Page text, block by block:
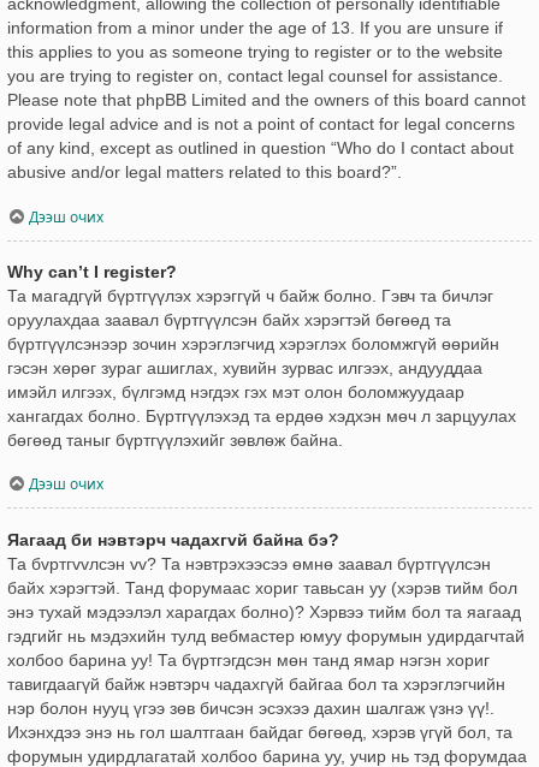
acknowledgment, allowing the collection of personally identifiable
information from a minor under the age of 13. If you are unsure if
this applies to you as someone trying to register or to the website
you are trying to register on, contact legal counsel for assistance.
Please note that phpBB Limited and the owners of this board cannot
provide legal advice and is not a point of contact for legal concerns
of any kind, except as outlined in question “Who do I contact about
abusive and/or legal matters related to this board?”.
Дээш очих
Why can’t I register?
Та магадгүй бүртгүүлэх хэрэггүй ч байж болно. Гэвч та бичлэг
оруулахдаа заавал бүртгүүлсэн байх хэрэгтэй бөгөөд та
бүртгүүлсэнээр зочин хэрэглэгчид хэрэглэх боломжгүй өөрийн
гэсэн хөрөг зураг ашиглах, хувийн зурвас илгээх, андууддаа
имэйл илгээх, бүлгэмд нэгдэх гэх мэт олон боломжуудаар
хангагдах болно. Бүртгүүлэхэд та ердөө хэдхэн мөч л зарцуулах
бөгөөд таныг бүртгүүлэхийг зөвлөж байна.
Дээш очих
Яагаад би нэвтэрч чадахгvй байна бэ?
Та бvртгvvлсэн vv? Та нэвтрэхээсээ өмнө заавал бүртгүүлсэн
байх хэрэгтэй. Танд форумаас хориг тавьсан уу (хэрэв тийм бол
энэ тухай мэдээлэл харагдах болно)? Хэрвээ тийм бол та яагаад
гэдгийг нь мэдэхийн тулд вебмастер юмуу форумын удирдагчтай
холбоо барина уу! Та бүртгэгдсэн мөн танд ямар нэгэн хориг
тавигдаагүй байж нэвтэрч чадахгүй байгаа бол та хэрэглэгчийн
нэр болон нууц үгээ зөв бичсэн эсэхээ дахин шалгаж үзнэ үү!.
Ихэнхдээ энэ нь гол шалтгаан байдаг бөгөөд, хэрэв үгүй бол, та
форумын удирдлагатай холбоо барина уу, учир нь тэд форумдаа